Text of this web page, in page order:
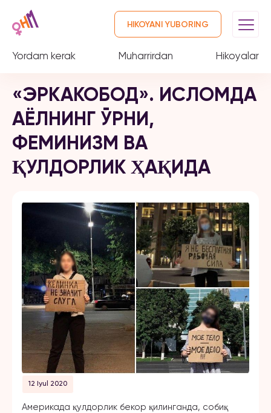
Yordam kerak Muharrirdan Hikoyalar
HIKOYANI YUBORING
«ЭРКАКОБОД». ИСЛОМДА
АЁЛНИНГ ЎРНИ,
ФЕМИНИЗМ ВА
ҚУЛДОРЛИК ҲАҚИДА
12 Iyul 2020
Америкада қулдорлик бекор қилинганда, собиқ